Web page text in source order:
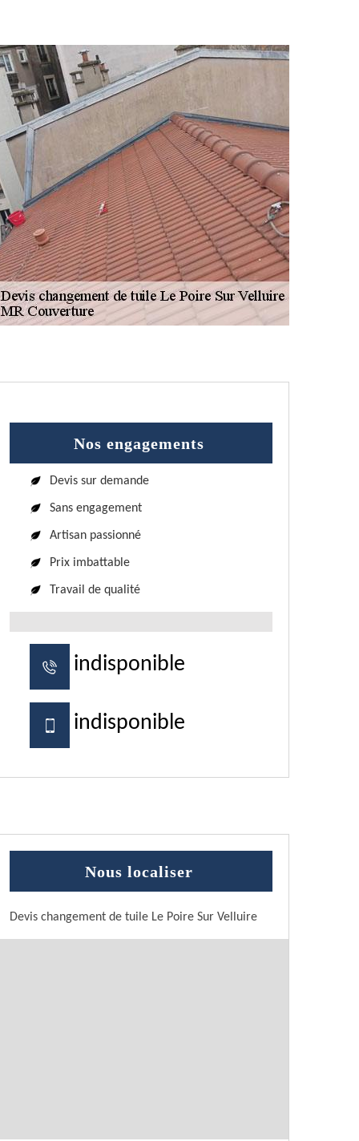
Nos engagements
Devis sur demande
Sans engagement
Artisan passionné
Prix imbattable
Travail de qualité
indisponible
indisponible
Nous localiser
Devis changement de tuile Le Poire Sur Velluire